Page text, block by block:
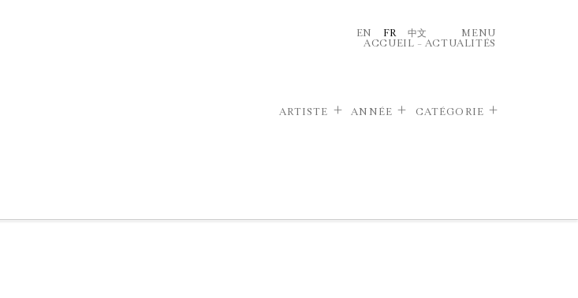
EN FR 中文
MENU
ACCUEIL – ACTUALITÉS
ARTISTE ANNÉE CATÉGORIE